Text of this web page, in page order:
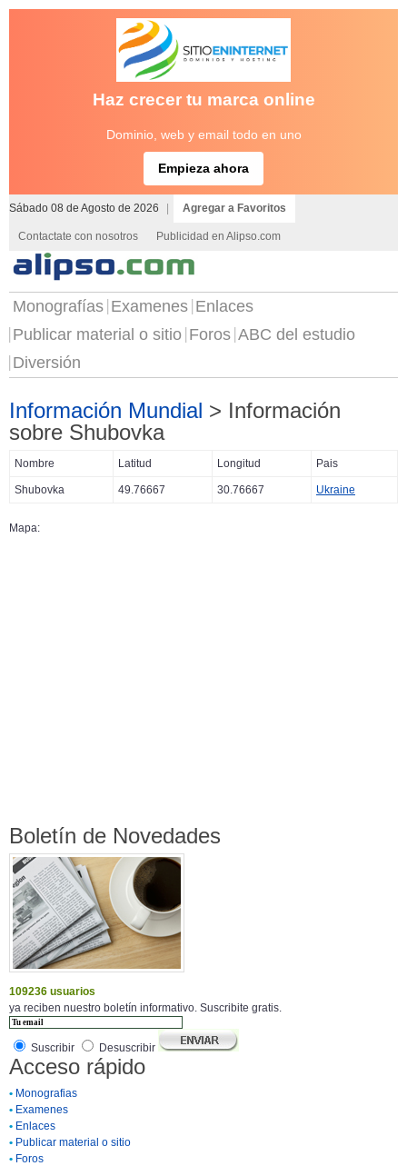
Haz crecer tu marca online
Dominio, web y email todo en uno
Empieza ahora
Sábado 08 de Agosto de 2026 Agregar a Favoritos
Contactate con nosotros Publicidad en Alipso.com
Monografías Examenes Enlaces
Publicar material o sitio Foros ABC del estudio
Diversión
Información Mundial > Información
sobre Shubovka
Nombre Latitud Longitud Pais
Shubovka 49.76667 30.76667 Ukraine
Mapa:
Boletín de Novedades
109236 usuarios
ya reciben nuestro boletín informativo. Suscribite gratis.
Suscribir Desuscribir
Acceso rápido
• Monografias
• Examenes
• Enlaces
• Publicar material o sitio
• Foros